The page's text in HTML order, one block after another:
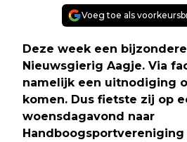
Voeg toe als
Deze week een
Nieuwsgierig Aagje. Via
namelijk een uitnodiging
komen. Dus fietste zij op
woensdagavond naar
Handboogsportvereniging